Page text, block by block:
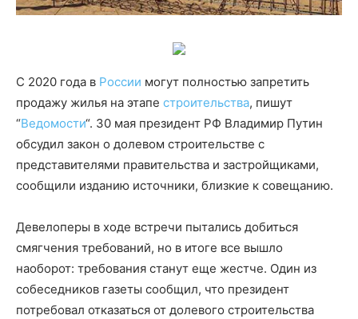
С 2020 года в России могут полностью запретить
продажу жилья на этапе строительства, пишут
“Ведомости“. 30 мая президент РФ Владимир Путин
обсудил закон о долевом строительстве с
представителями правительства и застройщиками,
сообщили изданию источники, близкие к совещанию.
Девелоперы в ходе встречи пытались добиться
смягчения требований, но в итоге все вышло
наоборот: требования станут еще жестче. Один из
собеседников газеты сообщил, что президент
потребовал отказаться от долевого строительства